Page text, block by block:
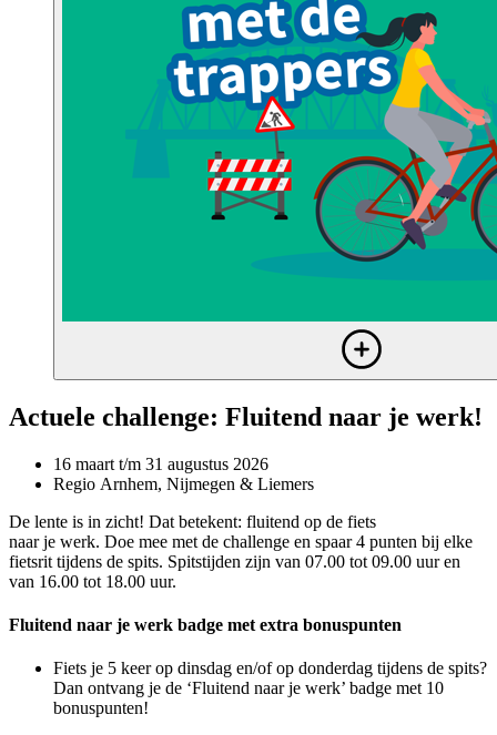
Actuele challenge: Fluitend naar je werk!
16 maart t/m 31 augustus 2026
Regio Arnhem, Nijmegen & Liemers
De lente is in zicht! Dat betekent: fluitend op de fiets
naar je werk. Doe mee met de challenge en spaar 4 punten bij elke
fietsrit tijdens de spits. Spitstijden zijn van 07.00 tot 09.00 uur en
van 16.00 tot 18.00 uur.
Fluitend naar je werk badge met extra bonuspunten
Fiets je 5 keerop dinsdag en/of op donderdag tijdens de spits?
Dan ontvang je de ‘Fluitend naar je werk’ badge met 10
bonuspunten!